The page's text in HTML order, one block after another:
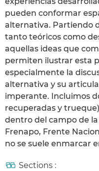
pueden conformar
alternativa. Partiendo
tanto teóricos como
aquellas ideas que
permiten ilustrar esta
especialmente la
alternativa y su
imperante. Incluimos
recuperadas y
dentro del campo de la
Frenapo, Frente
no se suele enmarcar
Sections :